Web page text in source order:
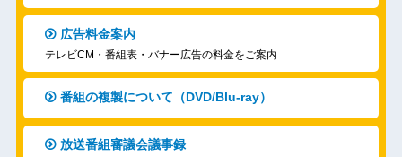
広告料金案内
テレビCM・番組表・バナー広告の料金をご案内
番組の複製について（DVD/Blu-ray）
放送番組審議会議事録